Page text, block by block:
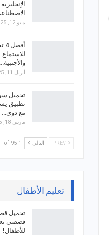
مايو 12, 2025
للاستماع
والأجنبية…
أبريل 11, 2025
تحميل
تطبيق
مع ذوي…
مارس 18, 2025
التالي 1 of 95
تعليم الأطفال
تحميل
قصصي
للأطفال!